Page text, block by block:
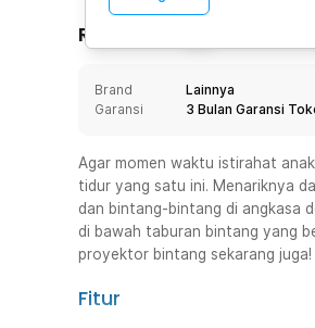
Toko
Toko
Pick n
Pick n Go
Rincian Produk
Brand
Lainnya
Garansi
3 Bulan Garansi
Agar momen waktu istirahat
tidur yang satu ini. Menariknya
dan bintang-bintang di angkasa
di bawah taburan bintang yang
proyektor bintang sekarang juga!
Fitur